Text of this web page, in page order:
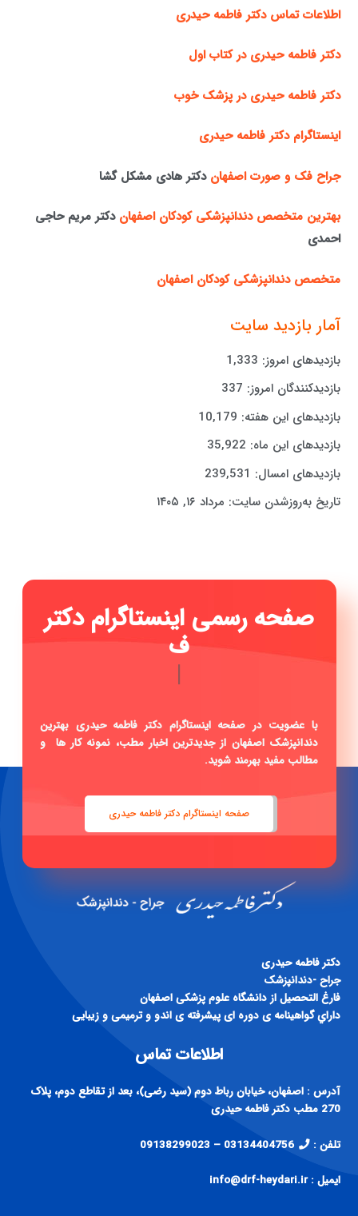
اطلاعات تماس دکتر فاطمه حیدری
دکتر فاطمه حیدری در کتاب اول
دکتر فاطمه حیدری در پزشک خوب
اینستاگرام دکتر فاطمه حیدری
جراح فک و صورت اصفهان دکتر هادی مشکل گشا
بهترین متخصص دندانپزشکی کودکان اصفهان دکتر مریم حاجی
احمدی
متخصص دندانپزشکی کودکان اصفهان
آمار بازدید سایت
بازدیدهای امروز: 1,333
بازدیدکنندگان امروز: 337
بازدیدهای این هفته: 10,179
بازدیدهای این ماه: 35,922
بازدیدهای امسال: 239,531
تاریخ به‌روزشدن سایت: مرداد ۱۶, ۱۴۰۵
صفحه رسمی ا|
با عضویت در صفحه اینستاگرام دکتر فاطمه حیدری بهترین
دندانپزشک اصفهان از جدیدترین اخبار مطب، نمونه کار ها و
صفحه اینستاگرام دکتر فاطمه حیدری
دكتر فاطمه حيدری
داراي گواهينامه ی دوره ای پيشرفته ی اندو و ترميمی و زيبايی
اطلاعات تماس
تلفن : 03134404756 – 09138299023